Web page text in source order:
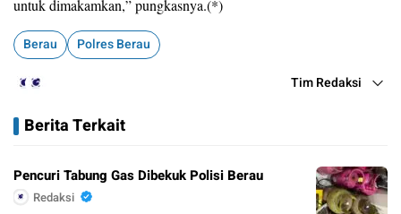
untuk dimakamkan,” pungkasnya.(*)
Berau Polres Berau
Tim Redaksi
Berita Terkait
Pencuri Tabung Gas Dibekuk Polisi Berau
Redaksi